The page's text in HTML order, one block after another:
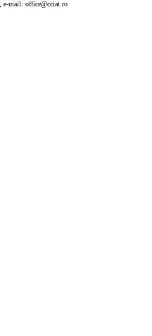
mail: office@cciat.ro